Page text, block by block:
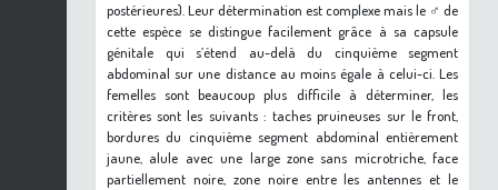
postérieures). Leur détermination est complexe mais le ♂ de
cette espèce se distingue facilement grâce à sa capsule
génitale qui s’étend au-delà du cinquième segment
abdominal sur une distance au moins égale à celui-ci. Les
femelles sont beaucoup plus difficile à déterminer, les
critères sont les suivants : taches pruineuses sur le front,
bordures du cinquième segment abdominal entièrement
jaune, alule avec une large zone sans microtriche, face
partiellement noire, zone noire entre les antennes et le